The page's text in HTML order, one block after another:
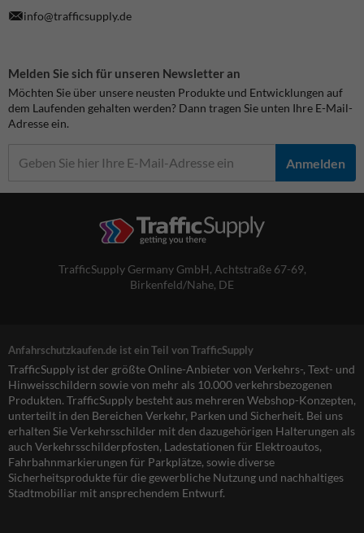
info@trafficsupply.de
Melden Sie sich für unseren Newsletter an
Möchten Sie über unsere neusten Produkte und Entwicklungen auf
dem Laufenden gehalten werden? Dann tragen Sie unten Ihre E-Mail-
Adresse ein.
Anmelden
TrafficSupply Germany GmbH, Achtstraße 67-69,
Birkenfeld/Nahe, DE
Anfahrschutzkaufen.de ist ein Teil von TrafficSupply
TrafficSupply ist der größte Online-Anbieter von Verkehrs-, Text- und
Hinweisschildern sowie von mehr als 10.000 verkehrsbezogenen
Produkten. TrafficSupply besteht aus mehreren Webshop-Konzepten,
unterteilt in den Bereichen Verkehr, Parken und Sicherheit. Bei uns
erhalten Sie Verkehrsschilder mit den dazugehörigen Halterungen als
auch Verkehrsschilderpfosten, Ladestationen für Elektroautos,
Fahrbahnmarkierungen für Parkplätze, sowie diverse
Sicherheitsprodukte für die gewerbliche Nutzung und nachhaltiges
Stadtmobiliar mit ansprechendem Entwurf.